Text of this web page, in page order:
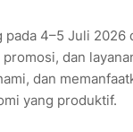
4–5 Juli
dan
dan
yang produktif.